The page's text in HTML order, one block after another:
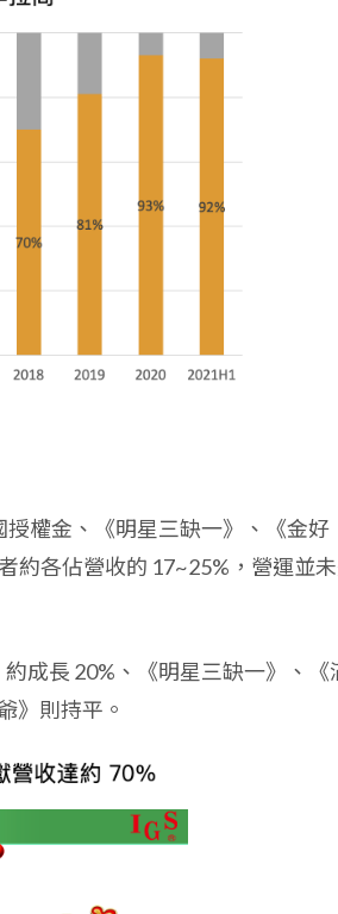
權金、《明星三缺一》、《金好
約各佔營收的 17~25%，營運並
成長 20%、《明星三缺一》、《
》則持平。